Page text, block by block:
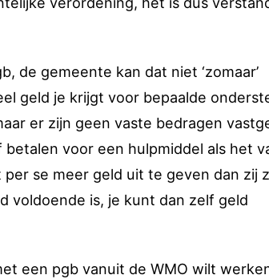
de gemeente kan dat niet ‘zomaar’
geld je krijgt voor bepaalde
er zijn geen vaste bedragen
voor een hulpmiddel als het
se meer geld uit te geven dan zij
voldoende is, je kunt dan zelf geld
een pgb vanuit de WMO wilt